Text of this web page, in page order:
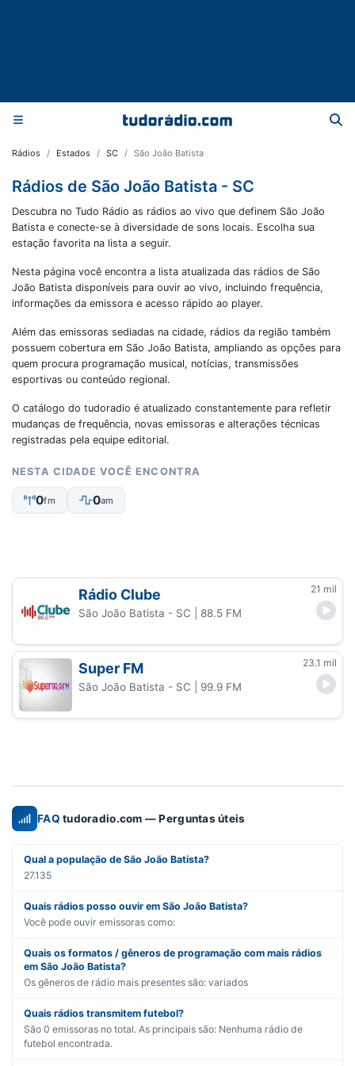
Rádios Estados SC São João Batista
Rádios de São João Batista - SC
Descubra no Tudo Rádio as rádios ao vivo que definem São João
Batista e conecte-se à diversidade de sons locais. Escolha sua
estação favorita na lista a seguir.
Nesta página você encontra a lista atualizada das rádios de São
João Batista disponíveis para ouvir ao vivo, incluindo frequência,
informações da emissora e acesso rápido ao player.
Além das emissoras sediadas na cidade, rádios da região também
possuem cobertura em São João Batista, ampliando as opções para
quem procura programação musical, notícias, transmissões
esportivas ou conteúdo regional.
O catálogo do tudoradio é atualizado constantemente para refletir
mudanças de frequência, novas emissoras e alterações técnicas
registradas pela equipe editorial.
NESTA CIDADE VOCÊ ENCONTRA
0fm 0am
Rádio Clube 21 mil
São João Batista - SC | 88.5 FM
Super FM 23.1 mil
São João Batista - SC | 99.9 FM
FAQ tudoradio.com — Perguntas úteis
Qual a população de São João Batista?
27.135
Quais rádios posso ouvir em São João Batista?
Você pode ouvir emissoras como:
Quais os formatos / gêneros de programação com mais rádios
em São João Batista?
Os gêneros de rádio mais presentes são: variados
Quais rádios transmitem futebol?
São 0 emissoras no total. As principais são: Nenhuma rádio de
futebol encontrada.